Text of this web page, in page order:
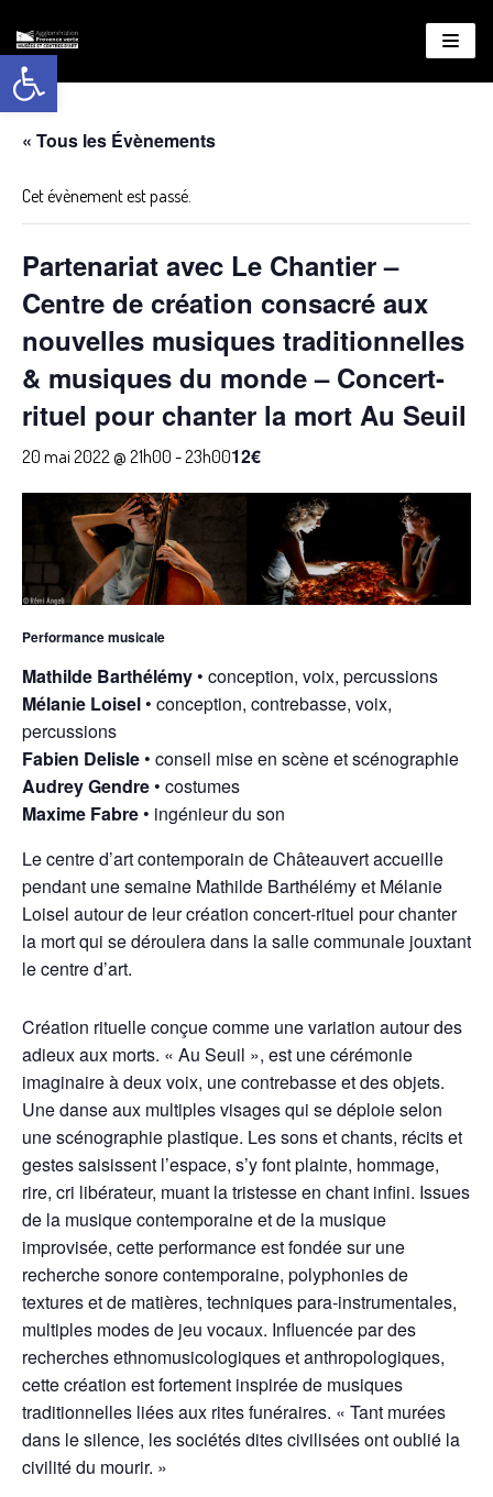
Ouvrir la barre d’outils
Aller
au
contenu
« Tous les Évènements
Cet évènement est passé.
Partenariat avec Le Chantier –
Centre de création consacré aux
nouvelles musiques traditionnelles
& musiques du monde – Concert-
rituel pour chanter la mort Au Seuil
20 mai 2022 @ 21h00 -23h0012€
Performance musicale
Mathilde Barthélémy• conception, voix, percussions
Mélanie Loisel• conception, contrebasse, voix,
percussions
Fabien Delisle• conseil mise en scène et scénographie
Audrey Gendre• costumes
Maxime Fabre• ingénieur du son
Le centre d’art contemporain de Châteauvert accueille
pendant une semaine Mathilde Barthélémy et Mélanie
Loisel autour de leur création concert-rituel pour chanter
la mort qui se déroulera dans la salle communale jouxtant
le centre d’art.
Création rituelle conçue comme une variation autour des
adieux aux morts. « Au Seuil », est une cérémonie
imaginaire à deux voix, une contrebasse et des objets.
Une danse aux multiples visages qui se déploie selon
une scénographie plastique. Les sons et chants, récits et
gestes saisissent l’espace, s’y font plainte, hommage,
rire, cri libérateur, muant la tristesse en chant infini. Issues
de la musique contemporaine et de la musique
improvisée, cette performance est fondée sur une
recherche sonore contemporaine, polyphonies de
textures et de matières, techniques para-instrumentales,
multiples modes de jeu vocaux. Influencée par des
recherches ethnomusicologiques et anthropologiques,
cette création est fortement inspirée de musiques
traditionnelles liées aux rites funéraires. « Tant murées
dans le silence, les sociétés dites civilisées ont oublié la
civilité du mourir. »